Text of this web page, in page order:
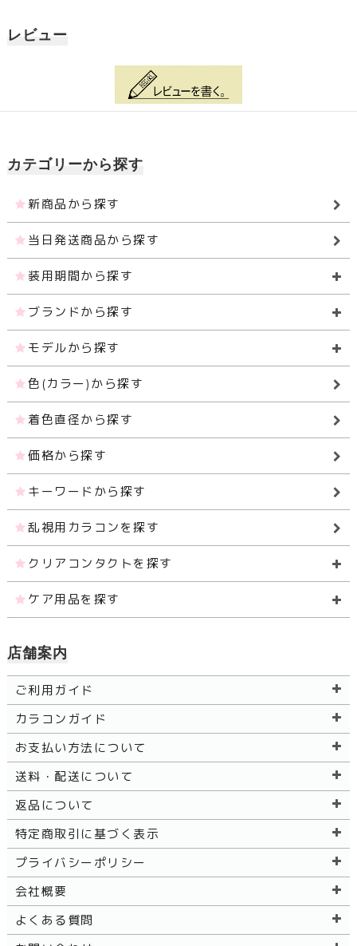
レビュー
カテゴリーから探す
新商品から探す
当日発送商品から探す
装用期間から探す
ブランドから探す
モデルから探す
色(カラー)から探す
着色直径から探す
価格から探す
キーワードから探す
乱視用カラコンを探す
クリアコンタクトを探す
ケア用品を探す
店舗案内
ご利用ガイド
カラコンガイド
お支払い方法について
送料・配送について
返品について
特定商取引に基づく表示
プライバシーポリシー
会社概要
よくある質問